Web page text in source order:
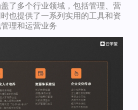
了多个行业领域，包括管理、营
也提供了一系列实用的工具和资
理和运营业务